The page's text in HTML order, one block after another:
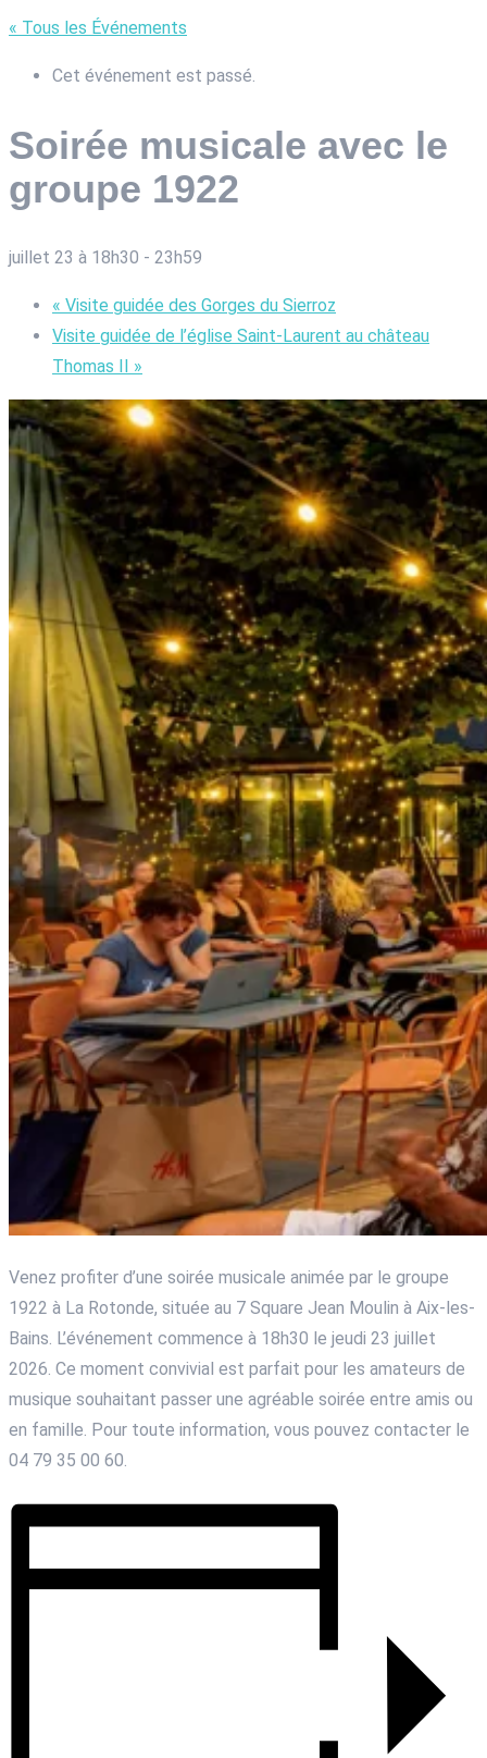
« Tous les Événements
Cet événement est passé.
Soirée musicale avec le
groupe 1922
juillet 23 à 18h30 - 23h59
« Visite guidée des Gorges du Sierroz
Visite guidée de l’église Saint-Laurent au château
Thomas II »
Venez profiter d’une soirée musicale animée par le groupe
1922 à La Rotonde, située au 7 Square Jean Moulin à Aix-les-
Bains. L’événement commence à 18h30 le jeudi 23 juillet
2026. Ce moment convivial est parfait pour les amateurs de
musique souhaitant passer une agréable soirée entre amis ou
en famille. Pour toute information, vous pouvez contacter le
04 79 35 00 60.